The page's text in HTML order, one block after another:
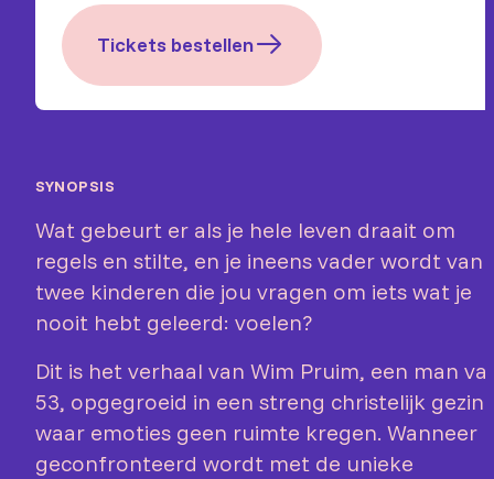
Tickets bestellen
SYNOPSIS
Wat gebeurt er als je hele leven draait om
regels en stilte, en je ineens vader wordt van
twee kinderen die jou vragen om iets wat je
nooit hebt geleerd: voelen?
Dit is het verhaal van Wim Pruim, een man
53, opgegroeid in een streng christelijk gezin
waar emoties geen ruimte kregen. Wanneer
geconfronteerd wordt met de unieke